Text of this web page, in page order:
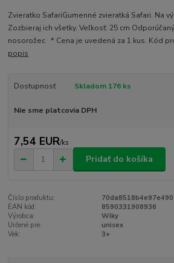
Zvieratko SafariGumenné zvieratká Safari. Na
Zozbieraj ich všetky. Veľkosť: 25 cm
nosorožec * Cena je uvedená za 1 kus. Kód
popis
Dostupnosť Skladom 176 ks
Nie sme platcovia DPH
7,54 EUR/ks
Pridať do košíka
Číslo produktu:
EAN kód:
8590331908936
Výrobca:
Wiky
Určené pre:
unisex
Vek:
3+